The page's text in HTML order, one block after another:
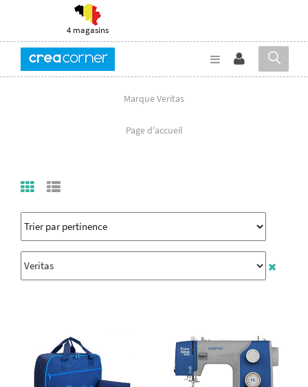
4 magasins
Marque Veritas
Page d'accueil